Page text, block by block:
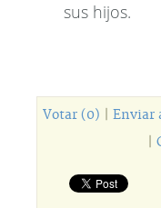
sus hijos.
Votar (0) Enviar